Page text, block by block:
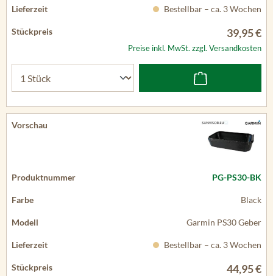
Bestellbar – ca. 3 Wochen
39,95 €
Preise inkl. MwSt. zzgl. Versandkosten
PG-PS30-BK
Black
Garmin PS30 Geber
Bestellbar – ca. 3 Wochen
44,95 €